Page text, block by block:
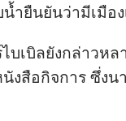
ำ​ยืน​ยัน​ว่า​มี​เมือ
เบิล​ยัง​กล่าว​ห
นังสือ​กิจการ ซึ่ง​